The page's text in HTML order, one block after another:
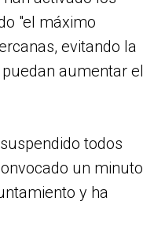
"el máximo
evitando la
aumentar el
todos
un minuto
y ha